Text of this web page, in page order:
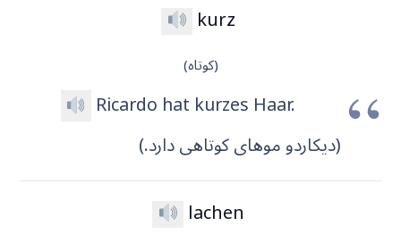
kurz
(کوتاه)
Ricardo hat kurzes Haar.
(دیکاردو موهای کوتاهی دارد.)
lachen